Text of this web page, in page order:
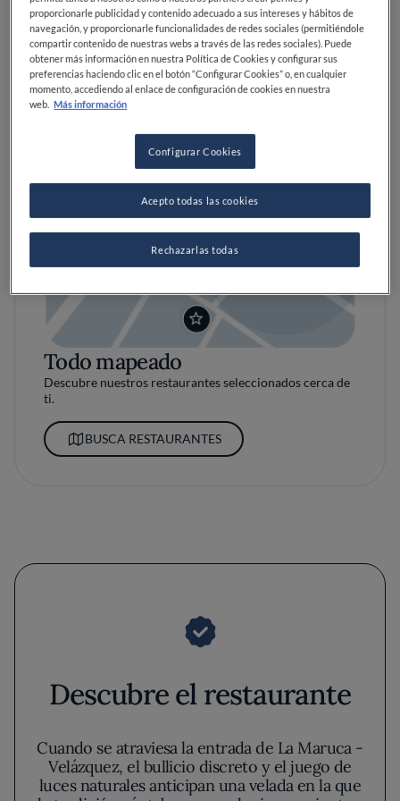
Todo mapeado
Descubre nuestros restaurantes seleccionados cerca de
ti.
BUSCA RESTAURANTES
Descubre el restaurante
Cuando se atraviesa la entrada de La Maruca -
Velázquez, el bullicio discreto y el juego de
luces naturales anticipan una velada en la que
proporcionarle publicidad y contenido adecuado a sus intereses y hábitos de
navegación, y proporcionarle funcionalidades de redes sociales (permitiéndole
compartir contenido de nuestras webs a través de las redes sociales). Puede
obtener más información en nuestra Política de Cookies y configurar sus
preferencias haciendo clic en el botón “Configurar Cookies” o, en cualquier
momento, accediendo al enlace de configuración de cookies en nuestra
web. Más información
Configurar Cookies
Rechazarlas todas
Acepto todas las cookies